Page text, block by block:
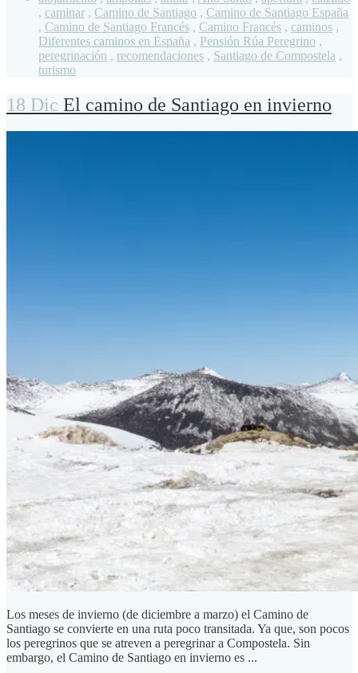
, caminar , Camino de Santiago , Camino de Santiago España
, Camino de Santiago Francés , Camino Francés , caminos ,
Diferentes caminos en España , Pensión Rúa Peregrino ,
peregrinación , recomendaciones , Santiago de Compostela ,
turismo
18 Dic El camino de Santiago en invierno
Los meses de invierno (de diciembre a marzo) el Camino de
Santiago se convierte en una ruta poco transitada. Ya que, son pocos
los peregrinos que se atreven a peregrinar a Compostela. Sin
embargo, el Camino de Santiago en invierno es ...